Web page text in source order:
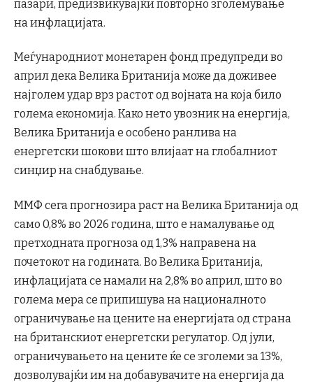
пазари, предизвикувајќи повторно зголемување
на инфлацијата.
Меѓународниот монетарен фонд предупреди во
април дека Велика Британија може да доживее
најголем удар врз растот од војната на која било
голема економија. Како нето увозник на енергија,
Велика Британија е особено ранлива на
енергетски шокови што влијаат на глобалниот
синџир на снабдување.
ММФ сега прогнозира раст на Велика Британија од
само 0,8% во 2026 година, што е намалување од
претходната прогноза од 1,3% направена на
почетокот на годината. Во Велика Британија,
инфлацијата се намали на 2,8% во април, што во
голема мера се припишува на националното
ограничување на цените на енергијата од страна
на британскиот енергетски регулатор. Од јули,
ограничувањето на цените ќе се зголеми за 13%,
дозволувајќи им на добавувачите на енергија да